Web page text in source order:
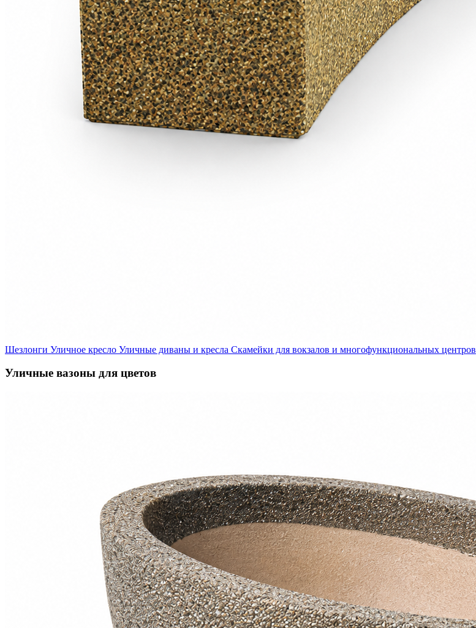
Шезлонги Уличное кресло Уличные диваны и кресла Скамейки для вокзалов и многофункциональных центров
Уличные вазоны для цветов